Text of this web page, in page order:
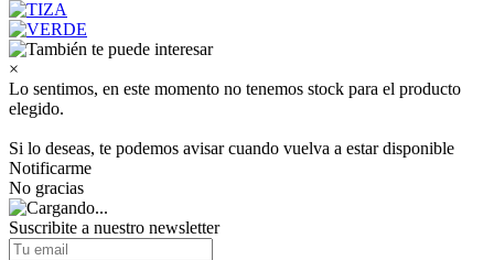
×
Lo sentimos, en este momento no tenemos stock para el producto
elegido.
Si lo deseas, te podemos avisar cuando vuelva a estar disponible
Notificarme
No gracias
Suscribite a nuestro newsletter